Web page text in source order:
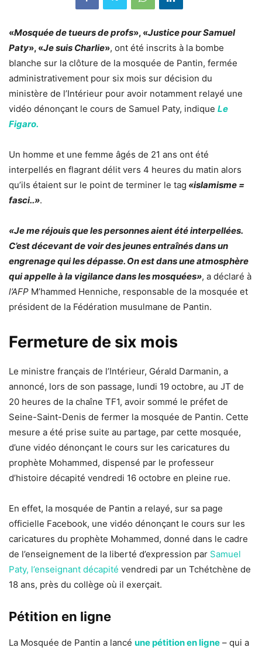
«Mosquée de tueurs de profs», «Justice pour Samuel
Paty», «Je suis Charlie», ont été inscrits à la bombe
blanche sur la clôture de la mosquée de Pantin, fermée
administrativement pour six mois sur décision du
ministère de l’Intérieur pour avoir notamment relayé une
vidéo dénonçant le cours de Samuel Paty, indique Le
Figaro.
Un homme et une femme âgés de 21 ans ont été
interpellés en flagrant délit vers 4 heures du matin alors
qu’ils étaient sur le point de terminer le tag «islamisme =
fasci..».
«Je me réjouis que les personnes aient été interpellées.
C’est décevant de voir des jeunes entraînés dans un
engrenage qui les dépasse. On est dans une atmosphère
qui appelle à la vigilance dans les mosquées», a déclaré à
l’AFP M’hammed Henniche, responsable de la mosquée et
président de la Fédération musulmane de Pantin.
Fermeture de six mois
Le ministre français de l’Intérieur, Gérald Darmanin, a
annoncé, lors de son passage, lundi 19 octobre, au JT de
20 heures de la chaîne TF1, avoir sommé le préfet de
Seine-Saint-Denis de fermer la mosquée de Pantin. Cette
mesure a été prise suite au partage, par cette mosquée,
d’une vidéo dénonçant le cours sur les caricatures du
prophète Mohammed, dispensé par le professeur
d’histoire décapité vendredi 16 octobre en pleine rue.
En effet, la mosquée de Pantin a relayé, sur sa page
officielle Facebook, une vidéo dénonçant le cours sur les
caricatures du prophète Mohammed, donné dans le cadre
de l’enseignement de la liberté d’expression par Samuel
Paty, l’enseignant décapité vendredi par un Tchétchène de
18 ans, près du collège où il exerçait.
Pétition en ligne
La Mosquée de Pantin a lancé une pétition en ligne – qui a